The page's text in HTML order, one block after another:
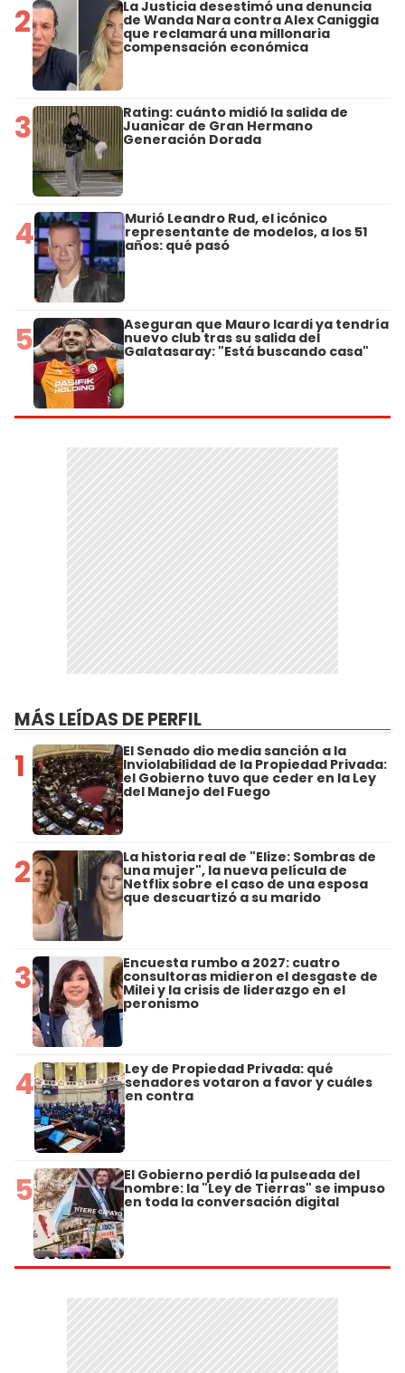
2 La Justicia desestimó una denuncia
de Wanda Nara contra Alex Caniggia
que reclamará una millonaria
compensación económica
3 Rating: cuánto midió la salida de
Juanicar de Gran Hermano
Generación Dorada
4 Murió Leandro Rud, el icónico
representante de modelos, a los 51
años: qué pasó
5 Aseguran que Mauro Icardi ya tendría
nuevo club tras su salida del
Galatasaray: "Está buscando casa"
MÁS LEÍDAS DE PERFIL
1 El Senado dio media sanción a la
Inviolabilidad de la Propiedad Privada:
el Gobierno tuvo que ceder en la Ley
del Manejo del Fuego
2 La historia real de "Elize: Sombras de
una mujer", la nueva película de
Netflix sobre el caso de una esposa
que descuartizó a su marido
3 Encuesta rumbo a 2027: cuatro
consultoras midieron el desgaste de
Milei y la crisis de liderazgo en el
peronismo
4 Ley de Propiedad Privada: qué
senadores votaron a favor y cuáles
en contra
5 El Gobierno perdió la pulseada del
nombre: la "Ley de Tierras" se impuso
en toda la conversación digital